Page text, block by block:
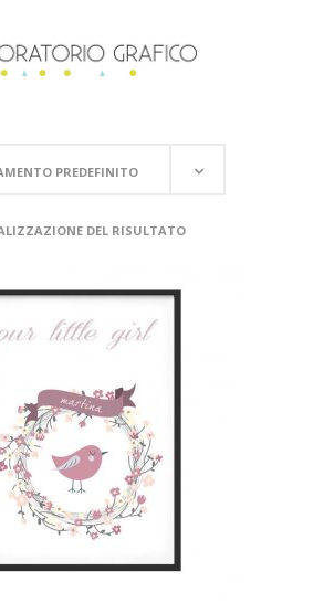
PREDEFINITO
DEL RISULTATO
SCEGLI